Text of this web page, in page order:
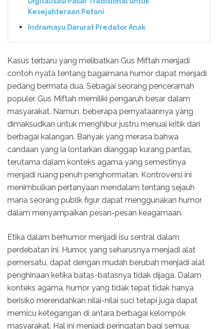
Kesejahteraan Petani
Indramayu Darurat Predator Anak
Kasus terbaru yang melibatkan Gus Miftah menjadi
contoh nyata tentang bagaimana humor dapat menjadi
pedang bermata dua. Sebagai seorang penceramah
populer, Gus Miftah memiliki pengaruh besar dalam
masyarakat. Namun, beberapa pernyataannya yang
dimaksudkan untuk menghibur justru menuai kritik dari
berbagai kalangan. Banyak yang merasa bahwa
candaan yang ia lontarkan dianggap kurang pantas,
terutama dalam konteks agama yang semestinya
menjadi ruang penuh penghormatan. Kontroversi ini
menimbulkan pertanyaan mendalam tentang sejauh
mana seorang publik figur dapat menggunakan humor
dalam menyampaikan pesan-pesan keagamaan.
Etika dalam berhumor menjadi isu sentral dalam
perdebatan ini. Humor, yang seharusnya menjadi alat
pemersatu, dapat dengan mudah berubah menjadi alat
penghinaan ketika batas-batasnya tidak dijaga. Dalam
konteks agama, humor yang tidak tepat tidak hanya
berisiko merendahkan nilai-nilai suci tetapi juga dapat
memicu ketegangan di antara berbagai kelompok
masyarakat. Hal ini menjadi peringatan bagi semua,